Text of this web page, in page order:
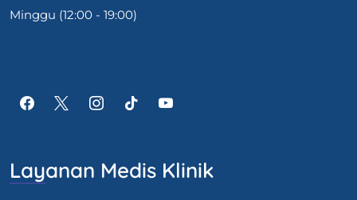
Minggu (12:00 - 19:00)
Layanan Medis Klinik